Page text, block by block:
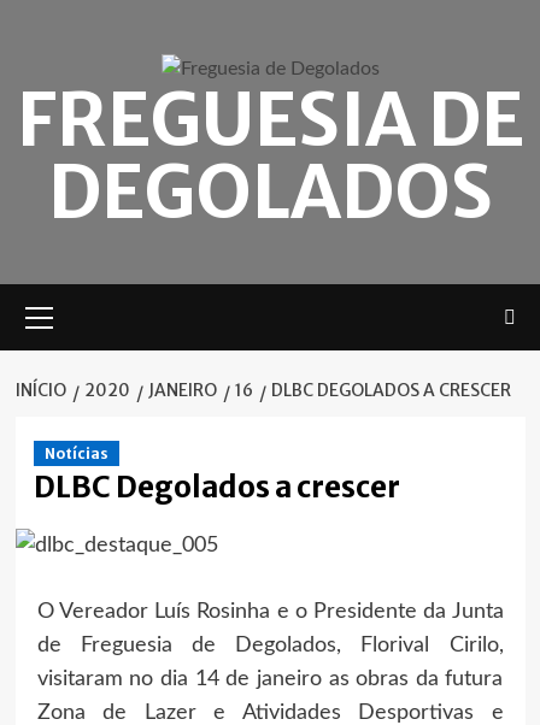
FREGUESIA DE
DEGOLADOS
principal
INÍCIO 2020 JANEIRO 16 DLBC DEGOLADOS A CRESCER
Notícias
DLBC Degolados a crescer
O Vereador Luís Rosinha e o Presidente da Junta
de Freguesia de Degolados, Florival Cirilo,
visitaram no dia 14 de janeiro as obras da futura
Zona de Lazer e Atividades Desportivas e